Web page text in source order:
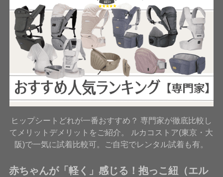
ヒップシートどれが一番おすすめ？ 専門家が徹底比較し
てメリットデメリットをご紹介。 ルカコストア(東京・大
阪)で一気に試着比較可。ご自宅でレンタル試着も有。
赤ちゃんが「軽く」感じる！抱っこ紐（エル